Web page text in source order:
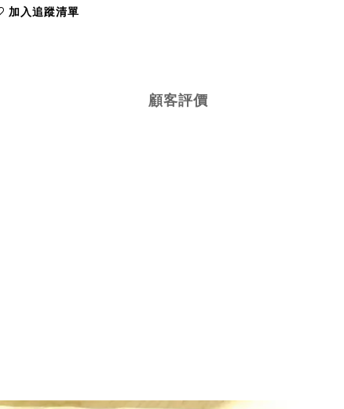
加入追蹤清單
顧客評價